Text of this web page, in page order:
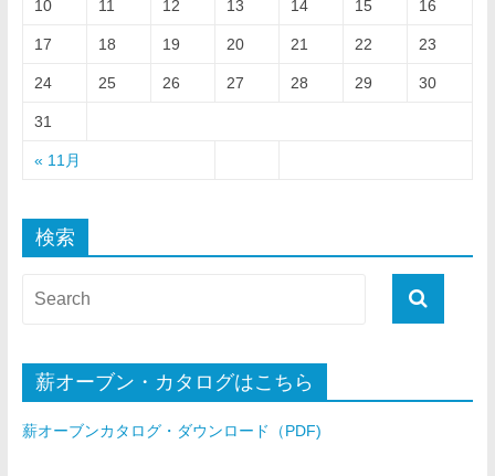
« 11月
10 11 12 13 14 15 16
17 18 19 20 21 22 23
24 25 26 27 28 29 30
31
検索
薪オーブン・カタログはこちら
薪オーブンカタログ・ダウンロード（PDF)